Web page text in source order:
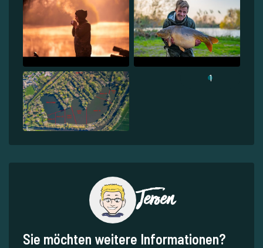
1
Jeroen
Sie möchten weitere Informationen?